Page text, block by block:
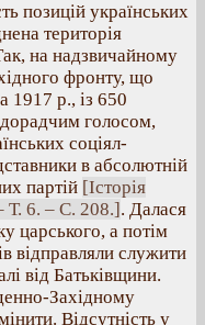
позицій українських
територія
на надзвичайному
фронту, що
1917 р., із 650
дорадчим голосом,
соціял-
в абсолютній
партій [Історія
Т. 6. – С. 208.]. Далася
царського, а потім
відправляли служити
від Батьківщини.
Західному
Відсутність у